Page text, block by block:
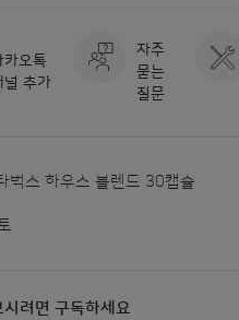
카오톡
널 추가
자주
묻는
질문
벅스 하우스 블렌드 30캡슐
려면 구독하세요